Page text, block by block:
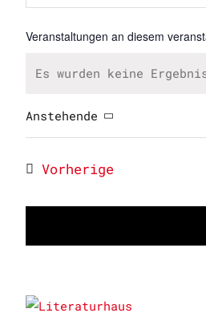
Veranstaltungen an diesem
Hinweis
Es wurden keine
Anstehende
wählen.
Vorherige